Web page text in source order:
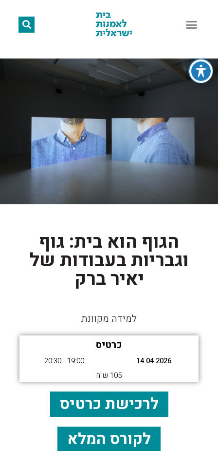
הגוף הוא בית: גוף
וגבריות בעבודות של
יאיר ברק
למידה מקוונת
כרטיס
14.04.2026
19:00 - 20:30
105 ש"ח
לרכישת כרטיס
לקורס המלא